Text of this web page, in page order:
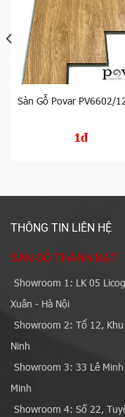
Sàn Gỗ Povar PV6602/
1đ
THÔNG TIN LIÊN HỆ
SÀN GỖ THÀNH ĐẠT
Showroom 1: LK 05
Xuân - Hà Nội
Showroom 2: Tổ 12,
Ninh
Showroom 3: 33 Lê
Minh
Showroom 4: Số 22,